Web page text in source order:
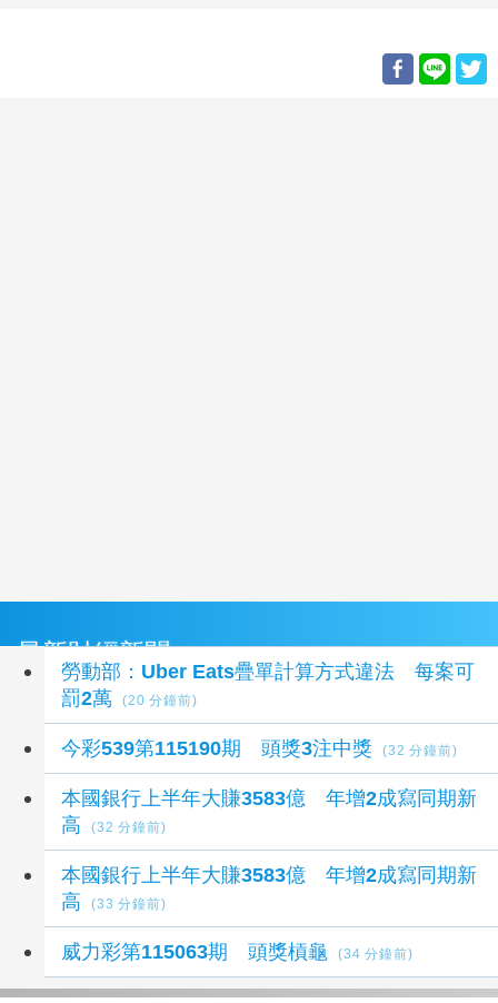
最新財經新聞
勞動部：Uber Eats疊單計算方式違法 每案可
罰2萬
(20 分鐘前)
今彩539第115190期 頭獎3注中獎 (32 分鐘前)
本國銀行上半年大賺3583億 年增2成寫同期新
高
(32 分鐘前)
本國銀行上半年大賺3583億 年增2成寫同期新
高
(33 分鐘前)
威力彩第115063期 頭獎槓龜 (34 分鐘前)